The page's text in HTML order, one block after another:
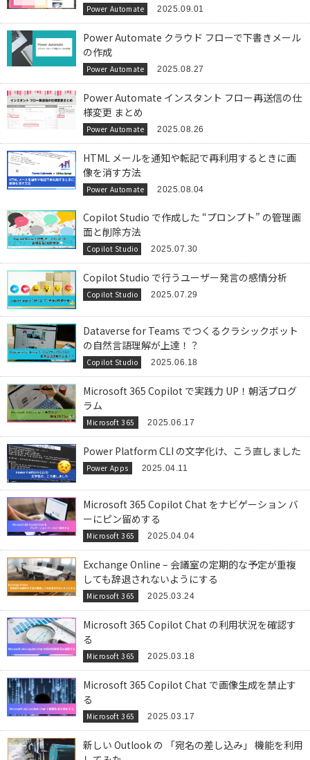
Power Automate 2025.09.01
Power Automate クラウド フローで下書きメール
の作成
Power Automate 2025.08.27
Power Automate インスタント フロー再送信の仕
様変更 まとめ
Power Automate 2025.08.26
HTML メールを通知や転記で再利用するときに画
像を消す方法
Power Automate 2025.08.04
Copilot Studio で作成した “プロンプト” の管理画
面と削除方法
Copilot Studio 2025.07.30
Copilot Studio で行うユーザー発言の感情分析
Copilot Studio 2025.07.29
Dataverse for Teams でつくるクラシックボット
の自然言語理解が上達！？
Copilot Studio 2025.06.18
Microsoft 365 Copilot で実践力 UP！朝活プログ
ラム
Microsoft 365 2025.06.17
Power Platform CLI の文字化け、こう直しました
Power Apps 2025.04.11
Microsoft 365 Copilot Chat をナビゲーション バ
ーにピン留めする
Microsoft 365 2025.04.04
Exchange Online – 会議室の定期的な予定が重複
しても辞退されないようにする
Microsoft 365 2025.03.24
Microsoft 365 Copilot Chat の利用状況を確認す
る
Microsoft 365 2025.03.18
Microsoft 365 Copilot Chat で画像生成を禁止す
る
Microsoft 365 2025.03.17
新しい Outlook の 「宛名の差し込み」 機能を利用